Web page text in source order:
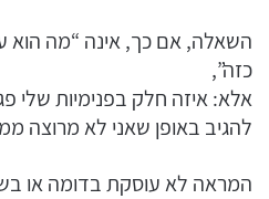
השאלה, אם כך, אינה “מה הוא
כזה”,
אלא: איזה חלק בפנימיות שלי
להגיב באופן שאני לא מרוצה
המראה לא עוסקת בדומה או